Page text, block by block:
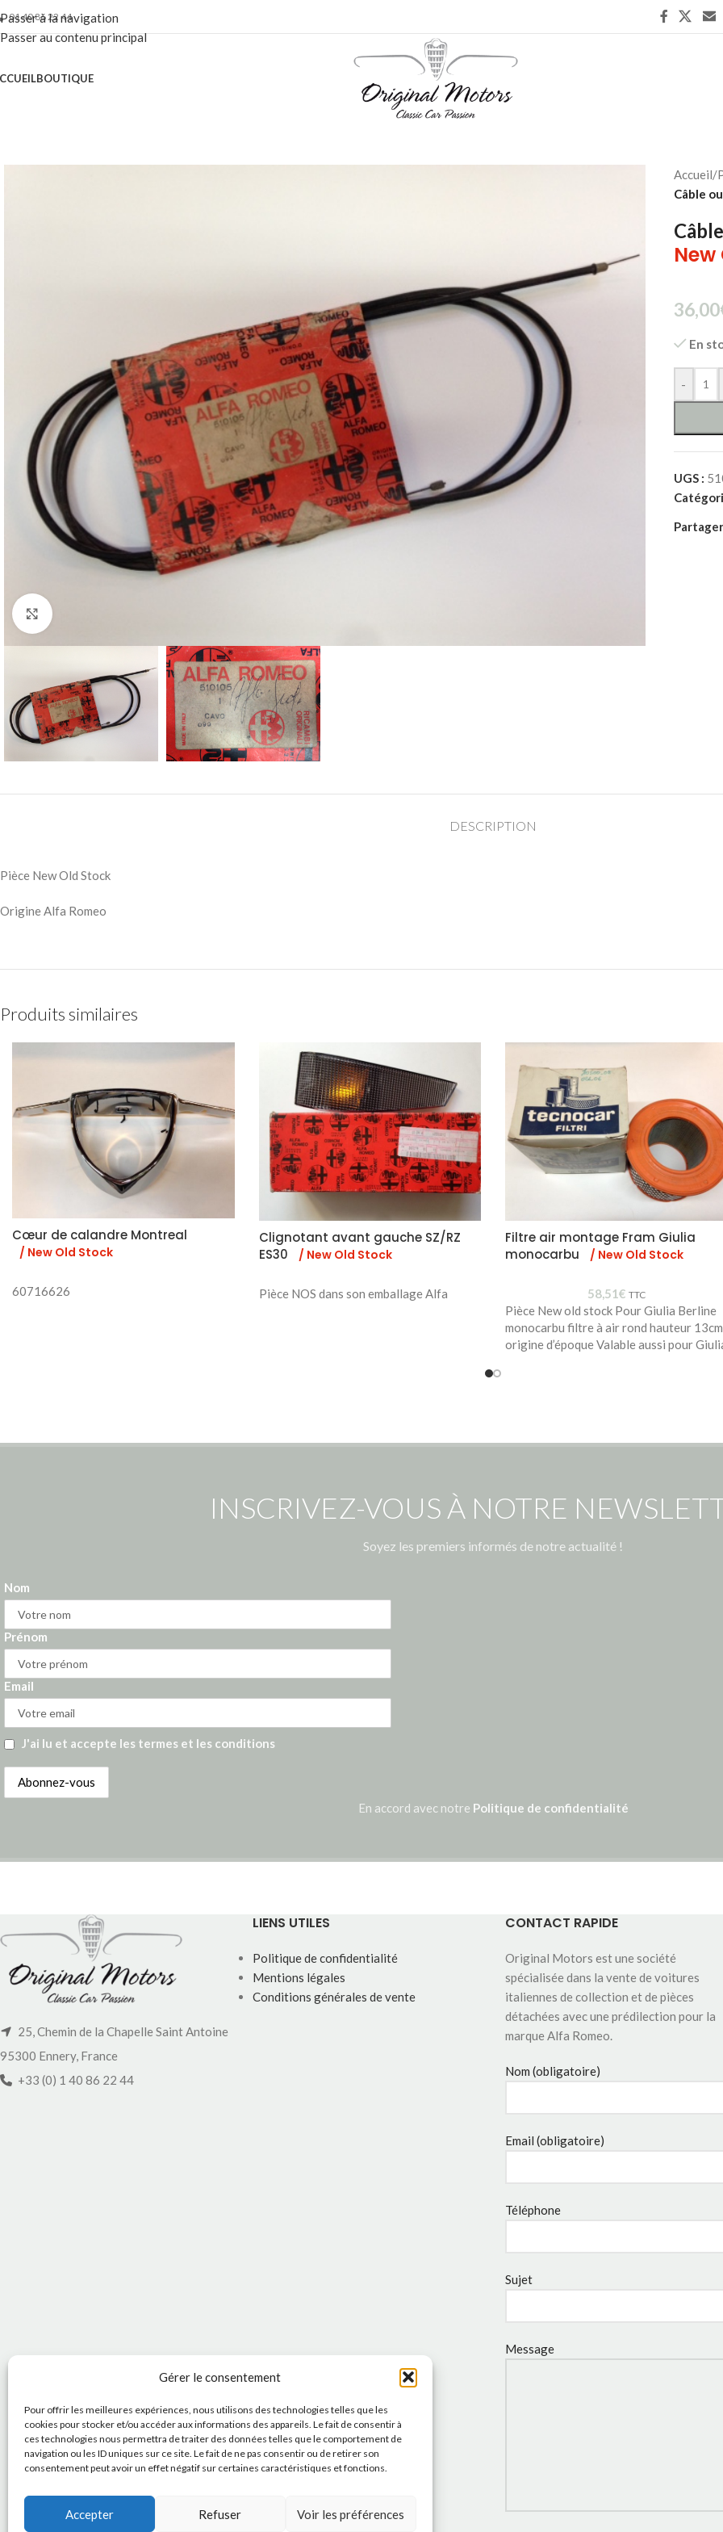
Gérer le consentement
Pour offrir les meilleures expériences, nous utilisons des technologies telles que les
cookies pour stocker et/ou accéder aux informations des appareils. Le fait de consentir à
ces technologies nous permettra de traiter des données telles que le comportement de
navigation ou les ID uniques sur ce site. Le fait de ne pas consentir ou de retirer son
consentement peut avoir un effet négatif sur certaines caractéristiques et fonctions.
Accepter Refuser Voir les préférences
Passer à la navigation
Passer au contenu principal
01 40 86 22 44
BOUTIQUE
Accueil/
Câble
36,00
En
-
UGS :
DESCRIPTION
Pièce New Old Stock
Origine Alfa Romeo
Produits similaires
Cœur de calandre Montreal
/ New Old Stock
60716626
Clignotant avant gauche SZ/RZ
ES30
/ New Old Stock
Pièce NOS dans son emballage Alfa
Filtre air montage Fram Giulia
monocarbu
/ New Old Stock
58,51€ TTC
Pièce New old stock Pour Giulia Berline
monocarbu filtre à air rond hauteur 13cm
origine d’époque Valable aussi pour
INSCRIVEZ-VOUS À NOTRE
Soyez les premiers informés de notre actualité !
Nom
Prénom
Email
J'ai lu et accepte les termes et les conditions
En accord avec notre Politique de confidentialité
25, Chemin de la Chapelle Saint Antoine
95300 Ennery, France
+33 (0) 1 40 86 22 44
LIENS UTILES
Politique de confidentialité
Mentions légales
Conditions générales de vente
CONTACT RAPIDE
Original Motors est une société
spécialisée dans la vente de voitures
italiennes de collection et de pièces
détachées avec une prédilection pour la
marque Alfa Romeo.
Nom (obligatoire)
Email (obligatoire)
Téléphone
Sujet
Message